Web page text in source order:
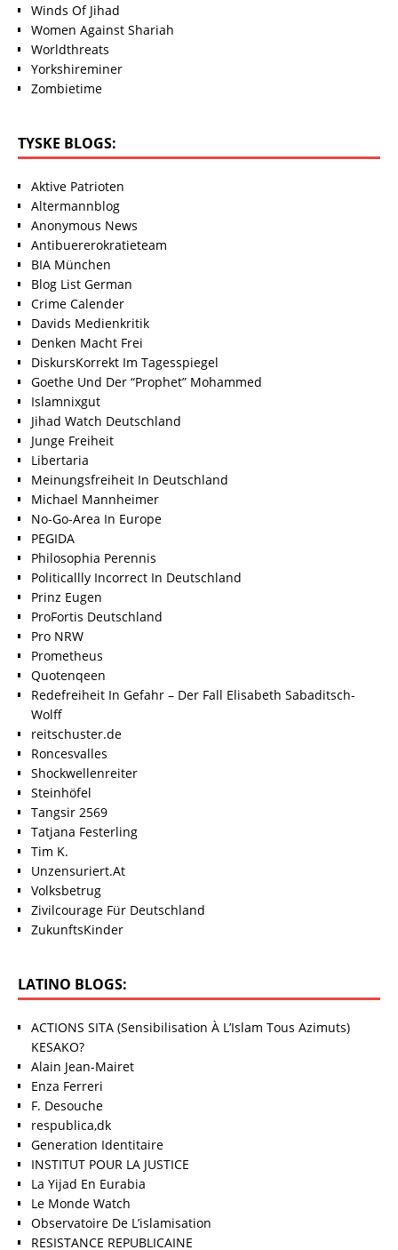
Winds Of Jihad
Women Against Shariah
Worldthreats
Yorkshireminer
Zombietime
TYSKE BLOGS:
Aktive Patrioten
Altermannblog
Anonymous News
Antibuererokratieteam
BIA München
Blog List German
Crime Calender
Davids Medienkritik
Denken Macht Frei
DiskursKorrekt Im Tagesspiegel
Goethe Und Der “Prophet” Mohammed
Islamnixgut
Jihad Watch Deutschland
Junge Freiheit
Libertaria
Meinungsfreiheit In Deutschland
Michael Mannheimer
No-Go-Area In Europe
PEGIDA
Philosophia Perennis
Politicallly Incorrect In Deutschland
Prinz Eugen
ProFortis Deutschland
Pro NRW
Prometheus
Quotenqeen
Redefreiheit In Gefahr – Der Fall Elisabeth Sabaditsch-
Wolff
reitschuster.de
Roncesvalles
Shockwellenreiter
Steinhöfel
Tangsir 2569
Tatjana Festerling
Tim K.
Unzensuriert.At
Volksbetrug
Zivilcourage Für Deutschland
ZukunftsKinder
LATINO BLOGS:
ACTIONS SITA (Sensibilisation À L’Islam Tous Azimuts)
KESAKO?
Alain Jean-Mairet
Enza Ferreri
F. Desouche
respublica,dk
Generation Identitaire
INSTITUT POUR LA JUSTICE
La Yijad En Eurabia
Le Monde Watch
Observatoire De L’islamisation
RESISTANCE REPUBLICAINE